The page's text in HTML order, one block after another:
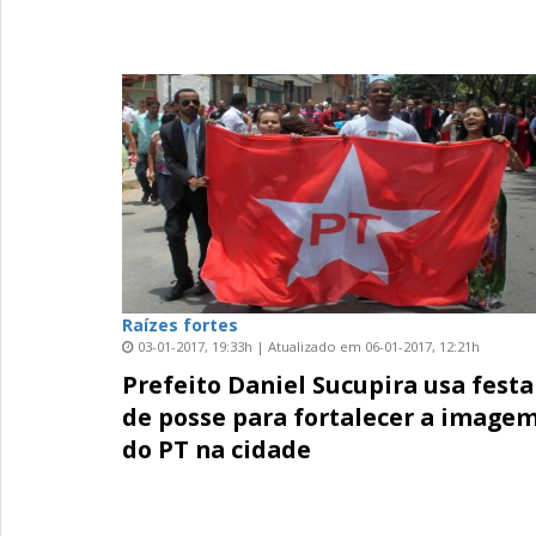
Raízes fortes
03-01-2017, 19:33h | Atualizado em 06-01-2017, 12:21h
Prefeito Daniel Sucupira usa festa
de posse para fortalecer a
do PT na cidade